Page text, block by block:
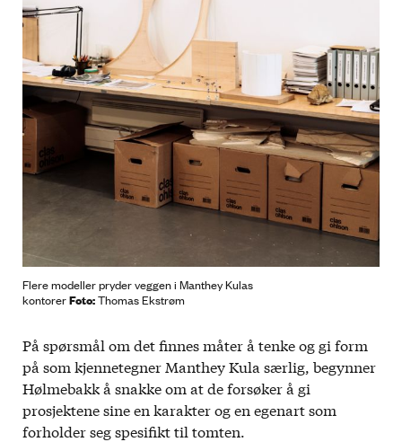
Flere modeller pryder veggen i Manthey Kulas
kontorerFoto:Thomas Ekstrøm
På spørsmål om det finnes måter å tenke og gi form
på som kjennetegner Manthey Kula særlig, begynner
Hølmebakk å snakke om at de forsøker å gi
prosjektene sine en karakter og en egenart som
forholder seg spesifikt til tomten.